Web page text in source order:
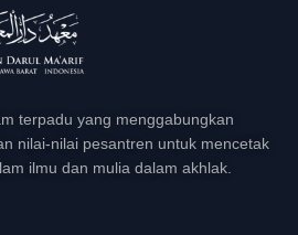
terpadu yang menggabungkan
nilai-nilai pesantren untuk mencetak
ilmu dan mulia dalam akhlak.